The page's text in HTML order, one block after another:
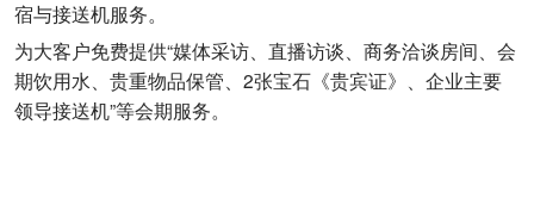
宿与接送机服务。
为大客户免费提供“媒体采访、直播访谈、商务洽谈房间、会
期饮用水、贵重物品保管、2张宝石《贵宾证》、企业主要
领导接送机”等会期服务。